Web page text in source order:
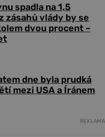
spadla na 1,5
zásahů vlády by se
dvou procent –
dne byla prudká
mezi USA a Íránem
REKLAMA